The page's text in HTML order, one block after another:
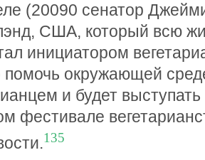
(20090 сенатор
США, который всю
инициатором
помочь окружающей
и будет
фестивале
135